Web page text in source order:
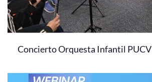
Concierto Orquesta Infantil PUCV